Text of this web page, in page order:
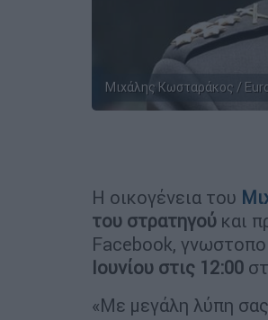
Μιχάλης Κωσταράκος /
Η οικογένεια του
του στρατηγού και
Facebook,
Ιουνίου στις 12:00
«Με μεγάλη λύπη